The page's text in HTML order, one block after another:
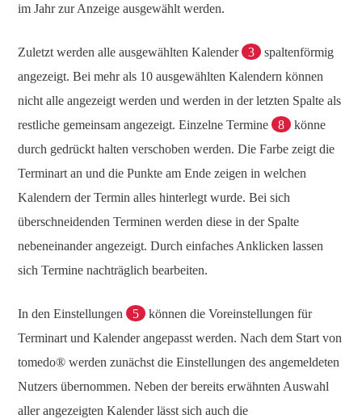
im Jahr zur Anzeige ausgewählt werden.
Zuletzt werden alle ausgewählten Kalender 3
spaltenförmig
angezeigt. Bei mehr als 10 ausgewählten Kalendern können
nicht alle angezeigt werden und werden in der letzten Spalte als
restliche gemeinsam angezeigt. Einzelne Termine
8
könne
durch gedrückt halten verschoben werden. Die Farbe zeigt die
Terminart an und die Punkte am Ende zeigen in welchen
Kalendern der Termin alles hinterlegt wurde. Bei sich
überschneidenden Terminen werden diese in der Spalte
nebeneinander angezeigt. Durch einfaches Anklicken lassen
sich Termine nachträglich bearbeiten.
In den Einstellungen 5
können die Voreinstellungen für
Terminart und Kalender angepasst werden. Nach dem Start von
tomedo® werden zunächst die Einstellungen des angemeldeten
Nutzers übernommen. Neben der bereits erwähnten Auswahl
aller angezeigten Kalender lässt sich auch die